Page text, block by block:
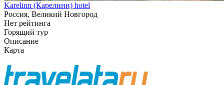
Karelinn (Карелинн) hotel
Россия, Великий Новгород
Нет рейтинга
Горящий тур
Описание
Карта